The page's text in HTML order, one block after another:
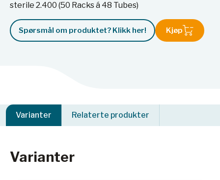
sterile 2.400 (50 Racks á 48 Tubes)
Spørsmål om produktet? Klikk her! Kjøp
Varianter Relaterte produkter
Varianter